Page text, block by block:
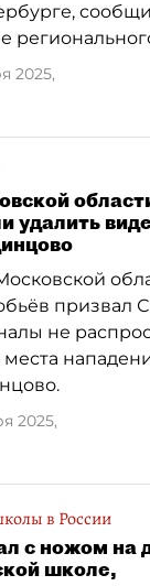
2025,
удалить
призвал
не
2025,
в России
с ножом на
школе,